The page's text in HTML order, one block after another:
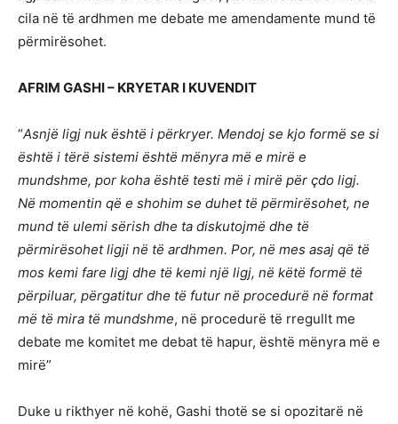
cila në të ardhmen me debate me amendamente mund të
përmirësohet.
AFRIM GASHI – KRYETAR I KUVENDIT
“Asnjë ligj nuk është i përkryer. Mendoj se kjo formë se si
është i tërë sistemi është mënyra më e mirë e
mundshme, por koha është testi më i mirë për çdo ligj.
Në momentin që e shohim se duhet të përmirësohet, ne
mund të ulemi sërish dhe ta diskutojmë dhe të
përmirësohet ligji në të ardhmen. Por, në mes asaj që të
mos kemi fare ligj dhe të kemi një ligj, në këtë formë të
përpiluar, përgatitur dhe të futur në procedurë në format
më të mira të mundshme, në procedurë të rregullt me
debate me komitet me debat të hapur, është mënyra më e
mirë”
Duke u rikthyer në kohë, Gashi thotë se si opozitarë në